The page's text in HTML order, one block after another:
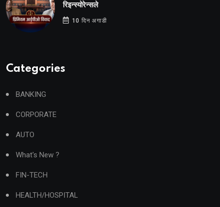
रिइन्स्योरेन्सले
10 दिन अगाडी
Categories
BANKING
CORPORATE
AUTO
What's New ?
FIN-TECH
HEALTH/HOSPITAL